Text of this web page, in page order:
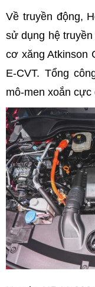
Về truyền động,
sử dụng hệ
cơ xăng Atkinson
E-CVT. Tổng
mô-men xoắn cực